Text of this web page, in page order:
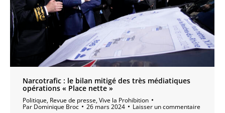
Narcotrafic : le bilan mitigé des très médiatiques
opérations « Place nette »
Politique, Revue de presse,Vive la Prohibition
Par Dominique Broc 26 mars 2024 Laisser un commentaire